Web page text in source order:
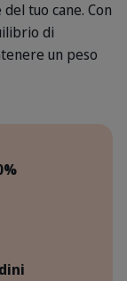
tuo cane. Con
di
un peso